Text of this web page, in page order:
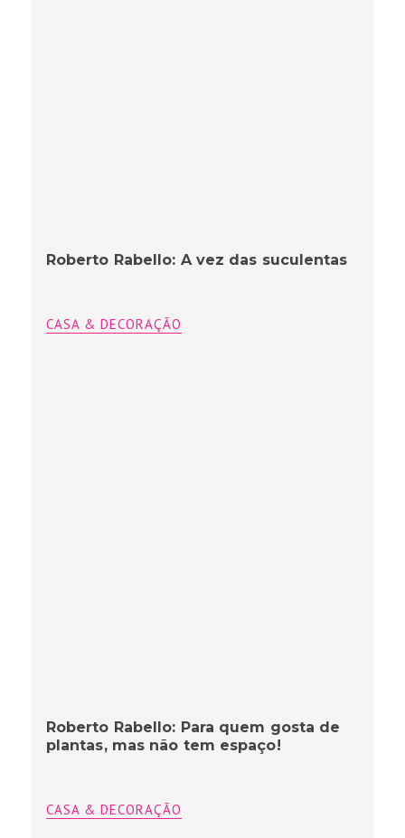
Roberto Rabello: A vez das suculentas
CASA & DECORAÇÃO
Roberto Rabello: Para quem gosta de
plantas, mas não tem espaço!
CASA & DECORAÇÃO